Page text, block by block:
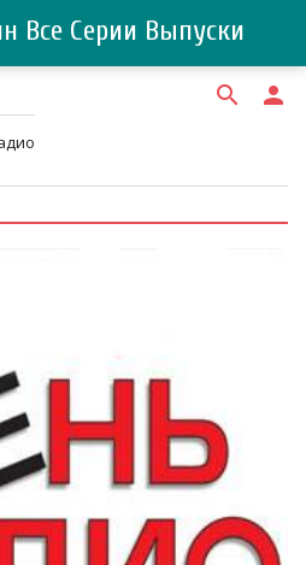
Все Серии Выпуски
search person